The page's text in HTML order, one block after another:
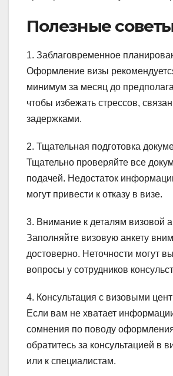
Полезные
1. Заблаговременное
Оформление визы
минимум за месяц до
чтобы избежать стрессов,
задержками.
2. Тщательная подготовка
Тщательно проверяйте все
подачей. Недостаток
могут привести к отказу в визе.
3. Внимание к деталям визовой
Заполняйте визовую анкету
достоверно. Неточности могут
вопросы у сотрудников
4. Консультация с визовыми
Если вам не хватает
сомнения по поводу
обратитесь за консультацией в
или к специалистам.